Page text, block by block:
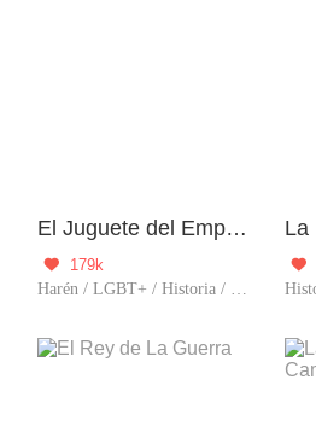
El Juguete del Emperador

179k
Harén / LGBT+ / Historia / Timetravel / Comedia / Príncipe
